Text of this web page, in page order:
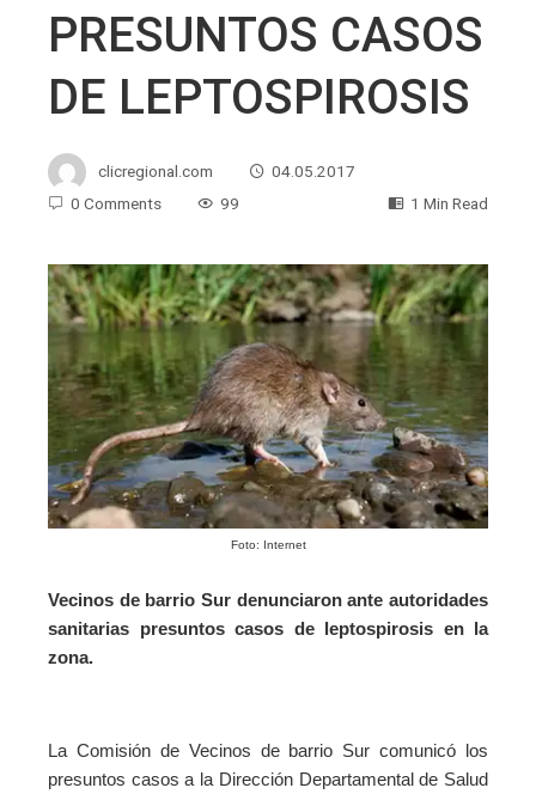
PRESUNTOS CASOS
DE LEPTOSPIROSIS
clicregional.com
04.05.2017
0 Comments
99 1 Min Read
Foto: Internet
Vecinos de barrio Sur denunciaron ante autoridades
sanitarias presuntos casos de leptospirosis en la
zona.
La Comisión de Vecinos de barrio Sur comunicó los
presuntos casos a la Dirección Departamental de Salud